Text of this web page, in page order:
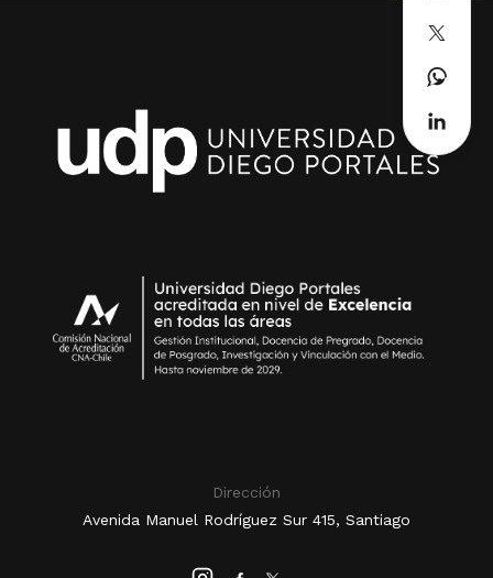
Dirección
Avenida Manuel Rodríguez Sur 415, Santiago